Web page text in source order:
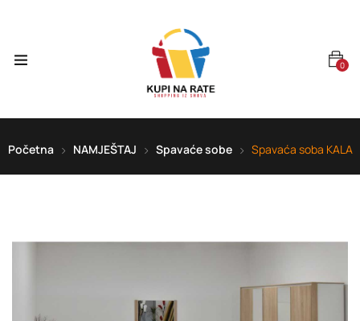
0
Početna NAMJEŠTAJ Spavaće sobe Spavaća soba KALA